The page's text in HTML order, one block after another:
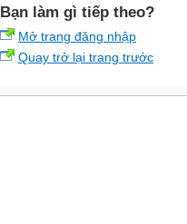
Bạn làm gì tiếp theo?
Mở trang đăng nhập
Quay trở lại trang trước